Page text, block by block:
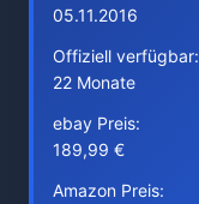
05.11.2016
Offiziell verfügbar:
22 Monate
ebay Preis:
189,99 €
Amazon Preis: